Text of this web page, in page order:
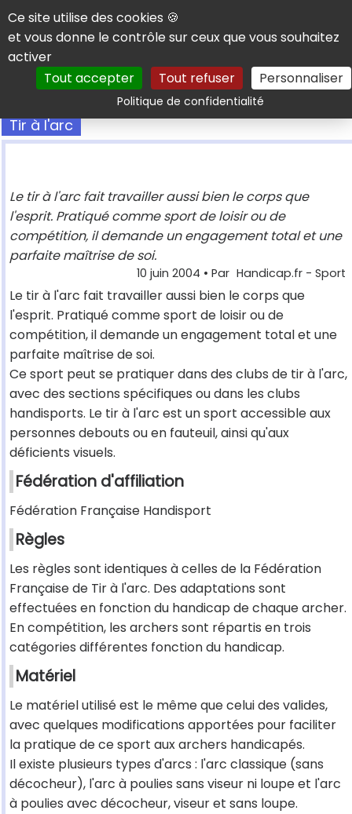
Panneau de gestion des cookies
Ce site utilise des cookies 🍪
et vous donne le contrôle sur ceux que vous souhaitez
activer
Tout accepter
Tout refuser Personnaliser
Politique de confidentialitéRechercher
Tir à l'arc
Le tir à l'arc fait travailler aussi bien le corps que
l'esprit. Pratiqué comme sport de loisir ou de
compétition, il demande un engagement total et une
parfaite maîtrise de soi.
10 juin 2004 • Par Handicap.fr - Sport
Le tir à l'arc fait travailler aussi bien le corps que
l'esprit. Pratiqué comme sport de loisir ou de
compétition, il demande un engagement total et une
parfaite maîtrise de soi.
Ce sport peut se pratiquer dans des clubs de tir à l'arc,
avec des sections spécifiques ou dans les clubs
handisports. Le tir à l'arc est un sport accessible aux
personnes debouts ou en fauteuil, ainsi qu'aux
déficients visuels.
Fédération d'affiliation
Fédération Française Handisport
Règles
Les règles sont identiques à celles de la Fédération
Française de Tir à l'arc. Des adaptations sont
effectuées en fonction du handicap de chaque archer.
En compétition, les archers sont répartis en trois
catégories différentes fonction du handicap.
Matériel
Le matériel utilisé est le même que celui des valides,
avec quelques modifications apportées pour faciliter
la pratique de ce sport aux archers handicapés.
Il existe plusieurs types d'arcs : l'arc classique (sans
décocheur), l'arc à poulies sans viseur ni loupe et l'arc
à poulies avec décocheur, viseur et sans loupe.